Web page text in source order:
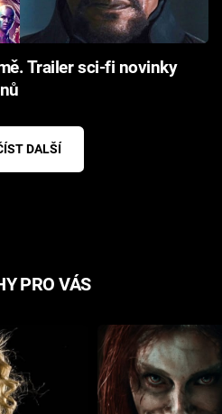
Trailer sci-fi novinky
DALŠÍ
PRO VÁS